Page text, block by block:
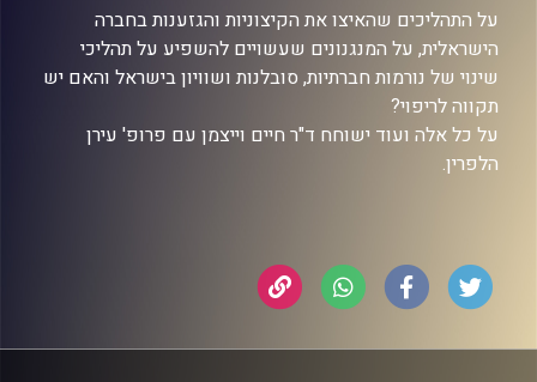
על התהליכים שהאיצו את הקיצוניות והגזענות בחברה
הישראלית, על המנגנונים שעשויים להשפיע על תהליכי
שינוי של נורמות חברתיות, סובלנות ושוויון בישראל והאם יש
תקווה לריפוי?
על כל אלה ועוד ישוחח ד"ר חיים וייצמן עם פרופ' עירן
הלפרין.